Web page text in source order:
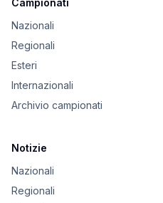
Nazionali
Regionali
Esteri
Internazionali
Archivio campionati
Notizie
Nazionali
Regionali